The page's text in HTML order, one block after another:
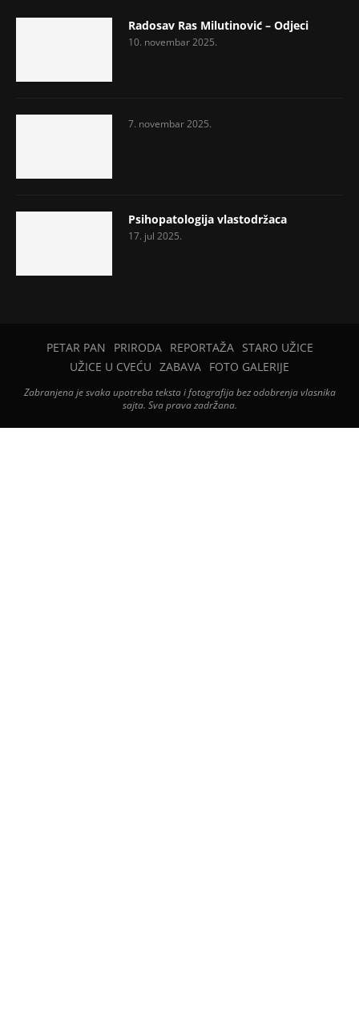
Radosav Ras Milutinović – Odjeci
10. novembar 2025.
7. novembar 2025.
Psihopatologija vlastodržaca
17. jul 2025.
PETAR PAN PRIRODA REPORTAŽA
STARO UŽICE
UŽICE U CVEĆU ZABAVA FOTO GALERIJE
Zabranjena je svaka upotreba teksta i fotografija bez odobrenja vlasnika
sajta. Sva prava zadržana.